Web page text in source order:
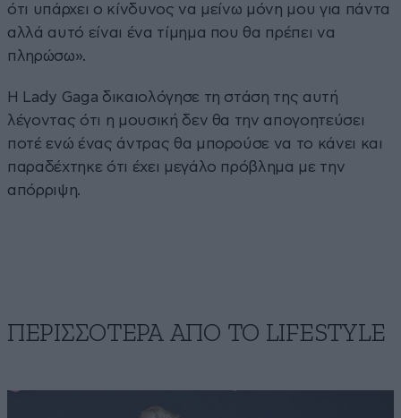
ότι υπάρχει ο κίνδυνος να μείνω μόνη μου για πάντα
αλλά αυτό είναι ένα τίμημα που θα πρέπει να
πληρώσω».
Η Lady Gaga δικαιολόγησε τη στάση της αυτή
λέγοντας ότι η μουσική δεν θα την απογοητεύσει
ποτέ ενώ ένας άντρας θα μπορούσε να το κάνει και
παραδέχτηκε ότι έχει μεγάλο πρόβλημα με την
απόρριψη.
ΠΕΡΙΣΣΟΤΕΡΑ ΑΠΟ ΤΟ LIFESTYLE